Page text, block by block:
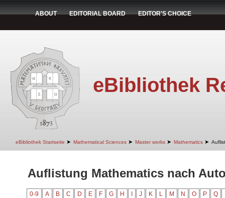
ABOUT EDITORIAL BOARD EDITOR'S CHOICE
eBibliothek
eBibliothek Startseite ➤ Mathematical Sciences ➤ Master works ➤ Mathematics ➤
Auflistung Mathematics nach
0-9 A B C D E F G H J K L M N O P Q